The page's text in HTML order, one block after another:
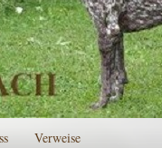
Verweise